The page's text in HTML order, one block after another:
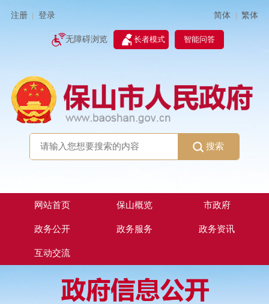
注册 登录 简体 | 繁体
无障碍浏览 长者模式 智能问答
搜索
网站首页 保山概览 市政府
政务公开 政务服务 政务资讯
互动交流